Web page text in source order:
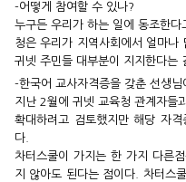
-어떻게 참여할 수 있나?
누구든 우리가 하는 일에 동조한
청은 우리가 지역사회에서 얼마나
귀넷 주민들 대부분이 지지한다는
-한국어 교사자격증을 갖춘 선생님
지난 2월에 귀넷 교육청 관계자들
확대하려고 검토했지만 해당 자
다.
차터스쿨이 가지는 한 가지 다른
지 않아도 된다는 점이다. 차터스